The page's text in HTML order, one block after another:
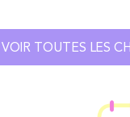
VOIR TOUTES LES